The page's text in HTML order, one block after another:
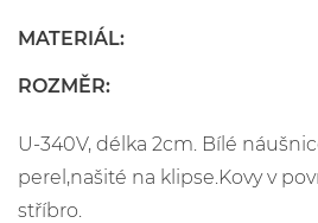
MATERIÁL:
ROZMĚR:
U-340V, délka 2cm. Bílé
perel,našité na klipse.Kovy v
stříbro.